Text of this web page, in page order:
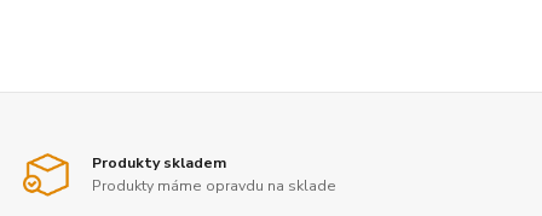
Produkty skladem
Produkty máme opravdu na sklade